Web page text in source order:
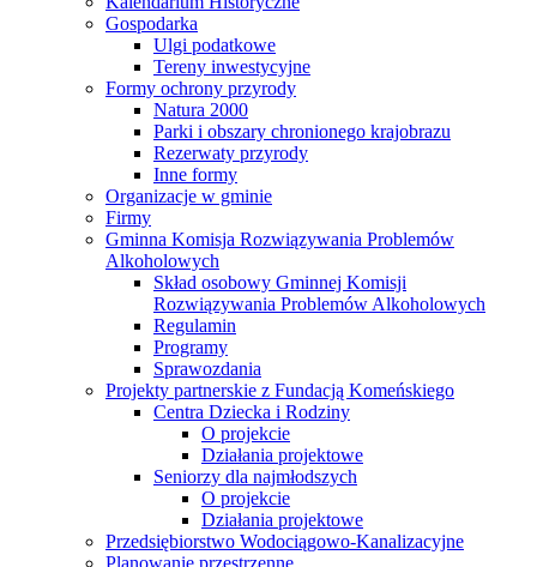
Gospodarka
Ulgi podatkowe
Tereny inwestycyjne
Formy ochrony przyrody
Natura 2000
Parki i obszary chronionego krajobrazu
Rezerwaty przyrody
Inne formy
Organizacje w gminie
Firmy
Gminna Komisja Rozwiązywania Problemów
Alkoholowych
Skład osobowy Gminnej Komisji
Rozwiązywania Problemów Alkoholowych
Regulamin
Programy
Sprawozdania
Projekty partnerskie z Fundacją Komeńskiego
Centra Dziecka i Rodziny
O projekcie
Działania projektowe
Seniorzy dla najmłodszych
O projekcie
Działania projektowe
Przedsiębiorstwo Wodociągowo-Kanalizacyjne
Planowanie przestrzenne